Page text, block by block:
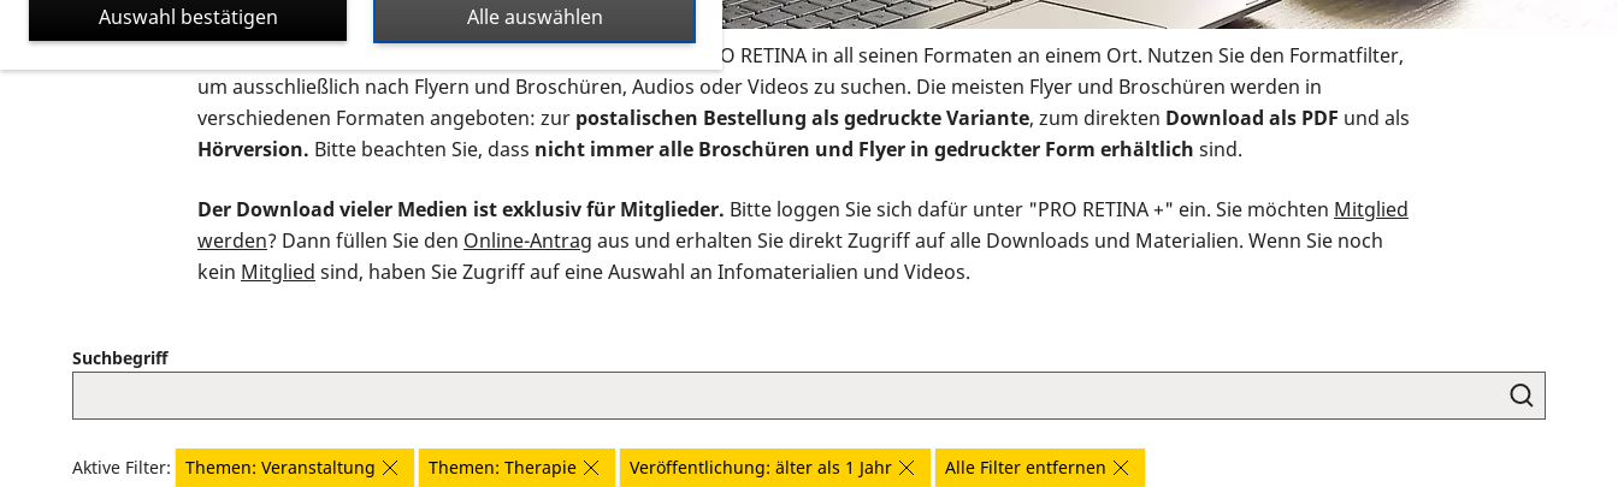
Auf dieser Seite finden Sie sämtliches Infomaterial der PRO RETINA in all seinen Formaten an einem Ort. Nutzen Sie den Formatfilter,
um ausschließlich nach Flyern und Broschüren, Audios oder Videos zu suchen. Die meisten Flyer und Broschüren werden in
verschiedenen Formaten angeboten: zur postalischen Bestellung als gedruckte Variante, zum direkten Download als PDF und als
Hörversion. Bitte beachten Sie, dass nicht immer alle Broschüren und Flyer in gedruckter Form erhältlich sind.
Der Download vieler Medien ist exklusiv für Mitglieder. Bitte loggen Sie sich dafür unter "PRO RETINA +" ein. Sie möchten Mitglied
werden? Dann füllen Sie den Online-Antrag aus und erhalten Sie direkt Zugriff auf alle Downloads und Materialien. Wenn Sie noch
kein Mitglied sind, haben Sie Zugriff auf eine Auswahl an Infomaterialien und Videos.
Suchbegriff
Aktive Filter: Themen: Veranstaltung Themen: Therapie Veröffentlichung: älter als 1 Jahr Alle Filter entfernen
Alle auswählen
Auswahl bestätigen